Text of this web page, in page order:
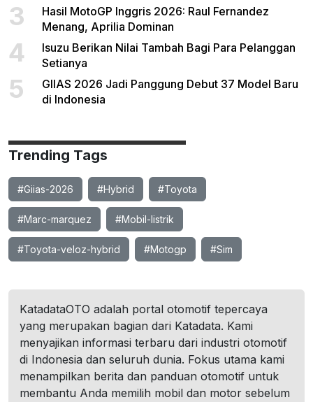
3
Hasil MotoGP Inggris 2026: Raul Fernandez
Menang, Aprilia Dominan
4
Isuzu Berikan Nilai Tambah Bagi Para Pelanggan
Setianya
5
GIIAS 2026 Jadi Panggung Debut 37 Model Baru
di Indonesia
Trending Tags
#Giias-2026 #Hybrid #Toyota
#Marc-marquez #Mobil-listrik
#Toyota-veloz-hybrid #Motogp #Sim
KatadataOTO adalah portal otomotif tepercaya
yang merupakan bagian dari Katadata. Kami
menyajikan informasi terbaru dari industri otomotif
di Indonesia dan seluruh dunia. Fokus utama kami
menampilkan berita dan panduan otomotif untuk
membantu Anda memilih mobil dan motor sebelum